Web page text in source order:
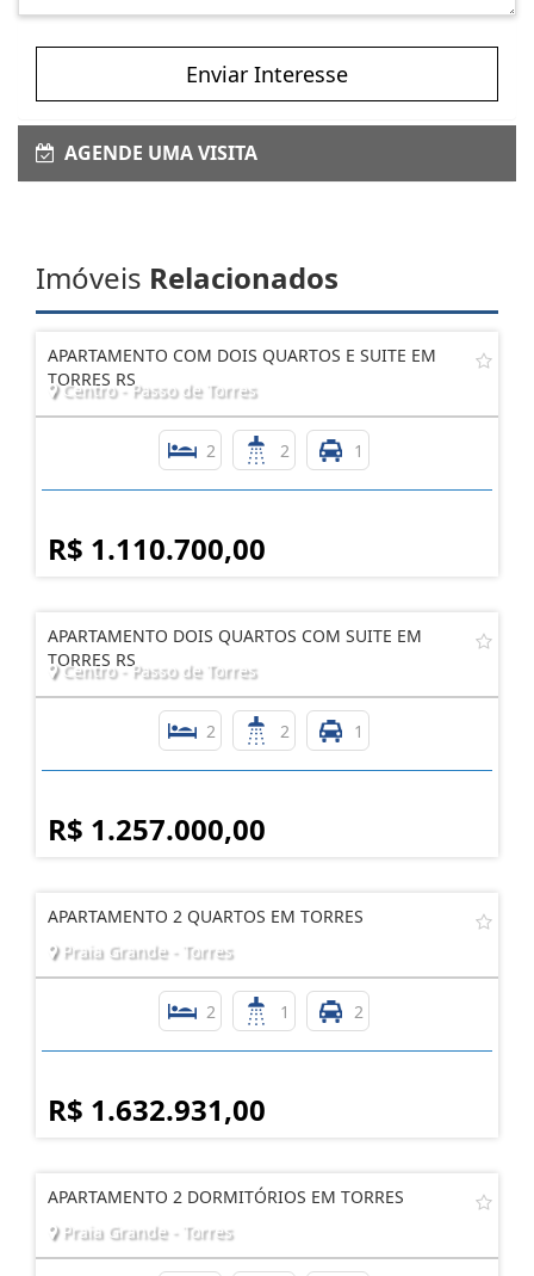
Enviar Interesse
AGENDE UMA VISITA
Imóveis Relacionados
APARTAMENTO COM DOIS QUARTOS E SUITE EM
TORRES RS
Centro - Passo de Torres
2 2 1
R$ 1.110.700,00
APARTAMENTO DOIS QUARTOS COM SUITE EM
TORRES RS
Centro - Passo de Torres
2 2 1
R$ 1.257.000,00
APARTAMENTO 2 QUARTOS EM TORRES
Praia Grande - Torres
2 1 2
R$ 1.632.931,00
APARTAMENTO 2 DORMITÓRIOS EM TORRES
Praia Grande - Torres